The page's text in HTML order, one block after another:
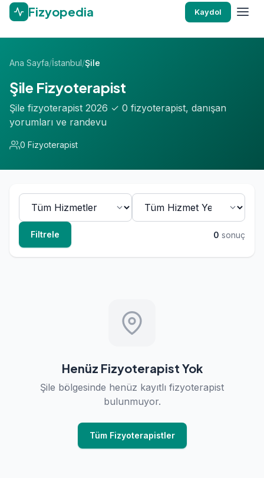
Fizyopedia Kaydol
Ana Sayfa/İstanbul/Şile
Şile Fizyoterapist
Şile fizyoterapist 2026 ✓ 0 fizyoterapist, danışan
yorumları ve randevu
0 Fizyoterapist
Filtrele 0 sonuç
Henüz Fizyoterapist Yok
Şile bölgesinde henüz kayıtlı fizyoterapist
bulunmuyor.
Tüm Fizyoterapistler